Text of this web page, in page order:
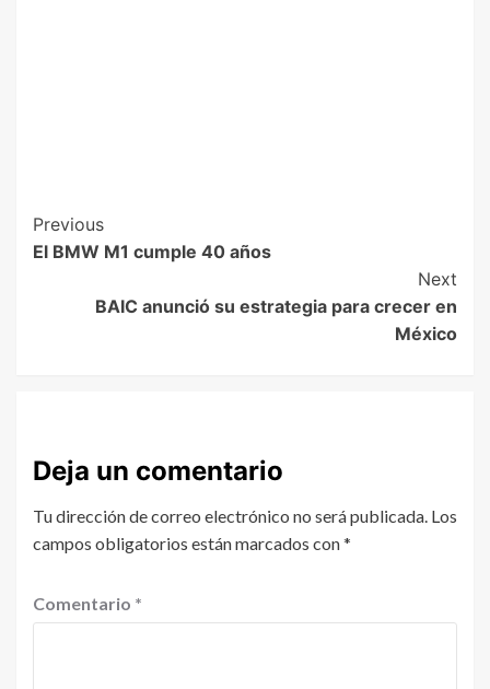
Previous
El BMW M1 cumple 40 años
Next
BAIC anunció su estrategia para crecer en
México
Deja un comentario
Tu dirección de correo electrónico no será publicada. Los
campos obligatorios están marcados con*
Comentario *